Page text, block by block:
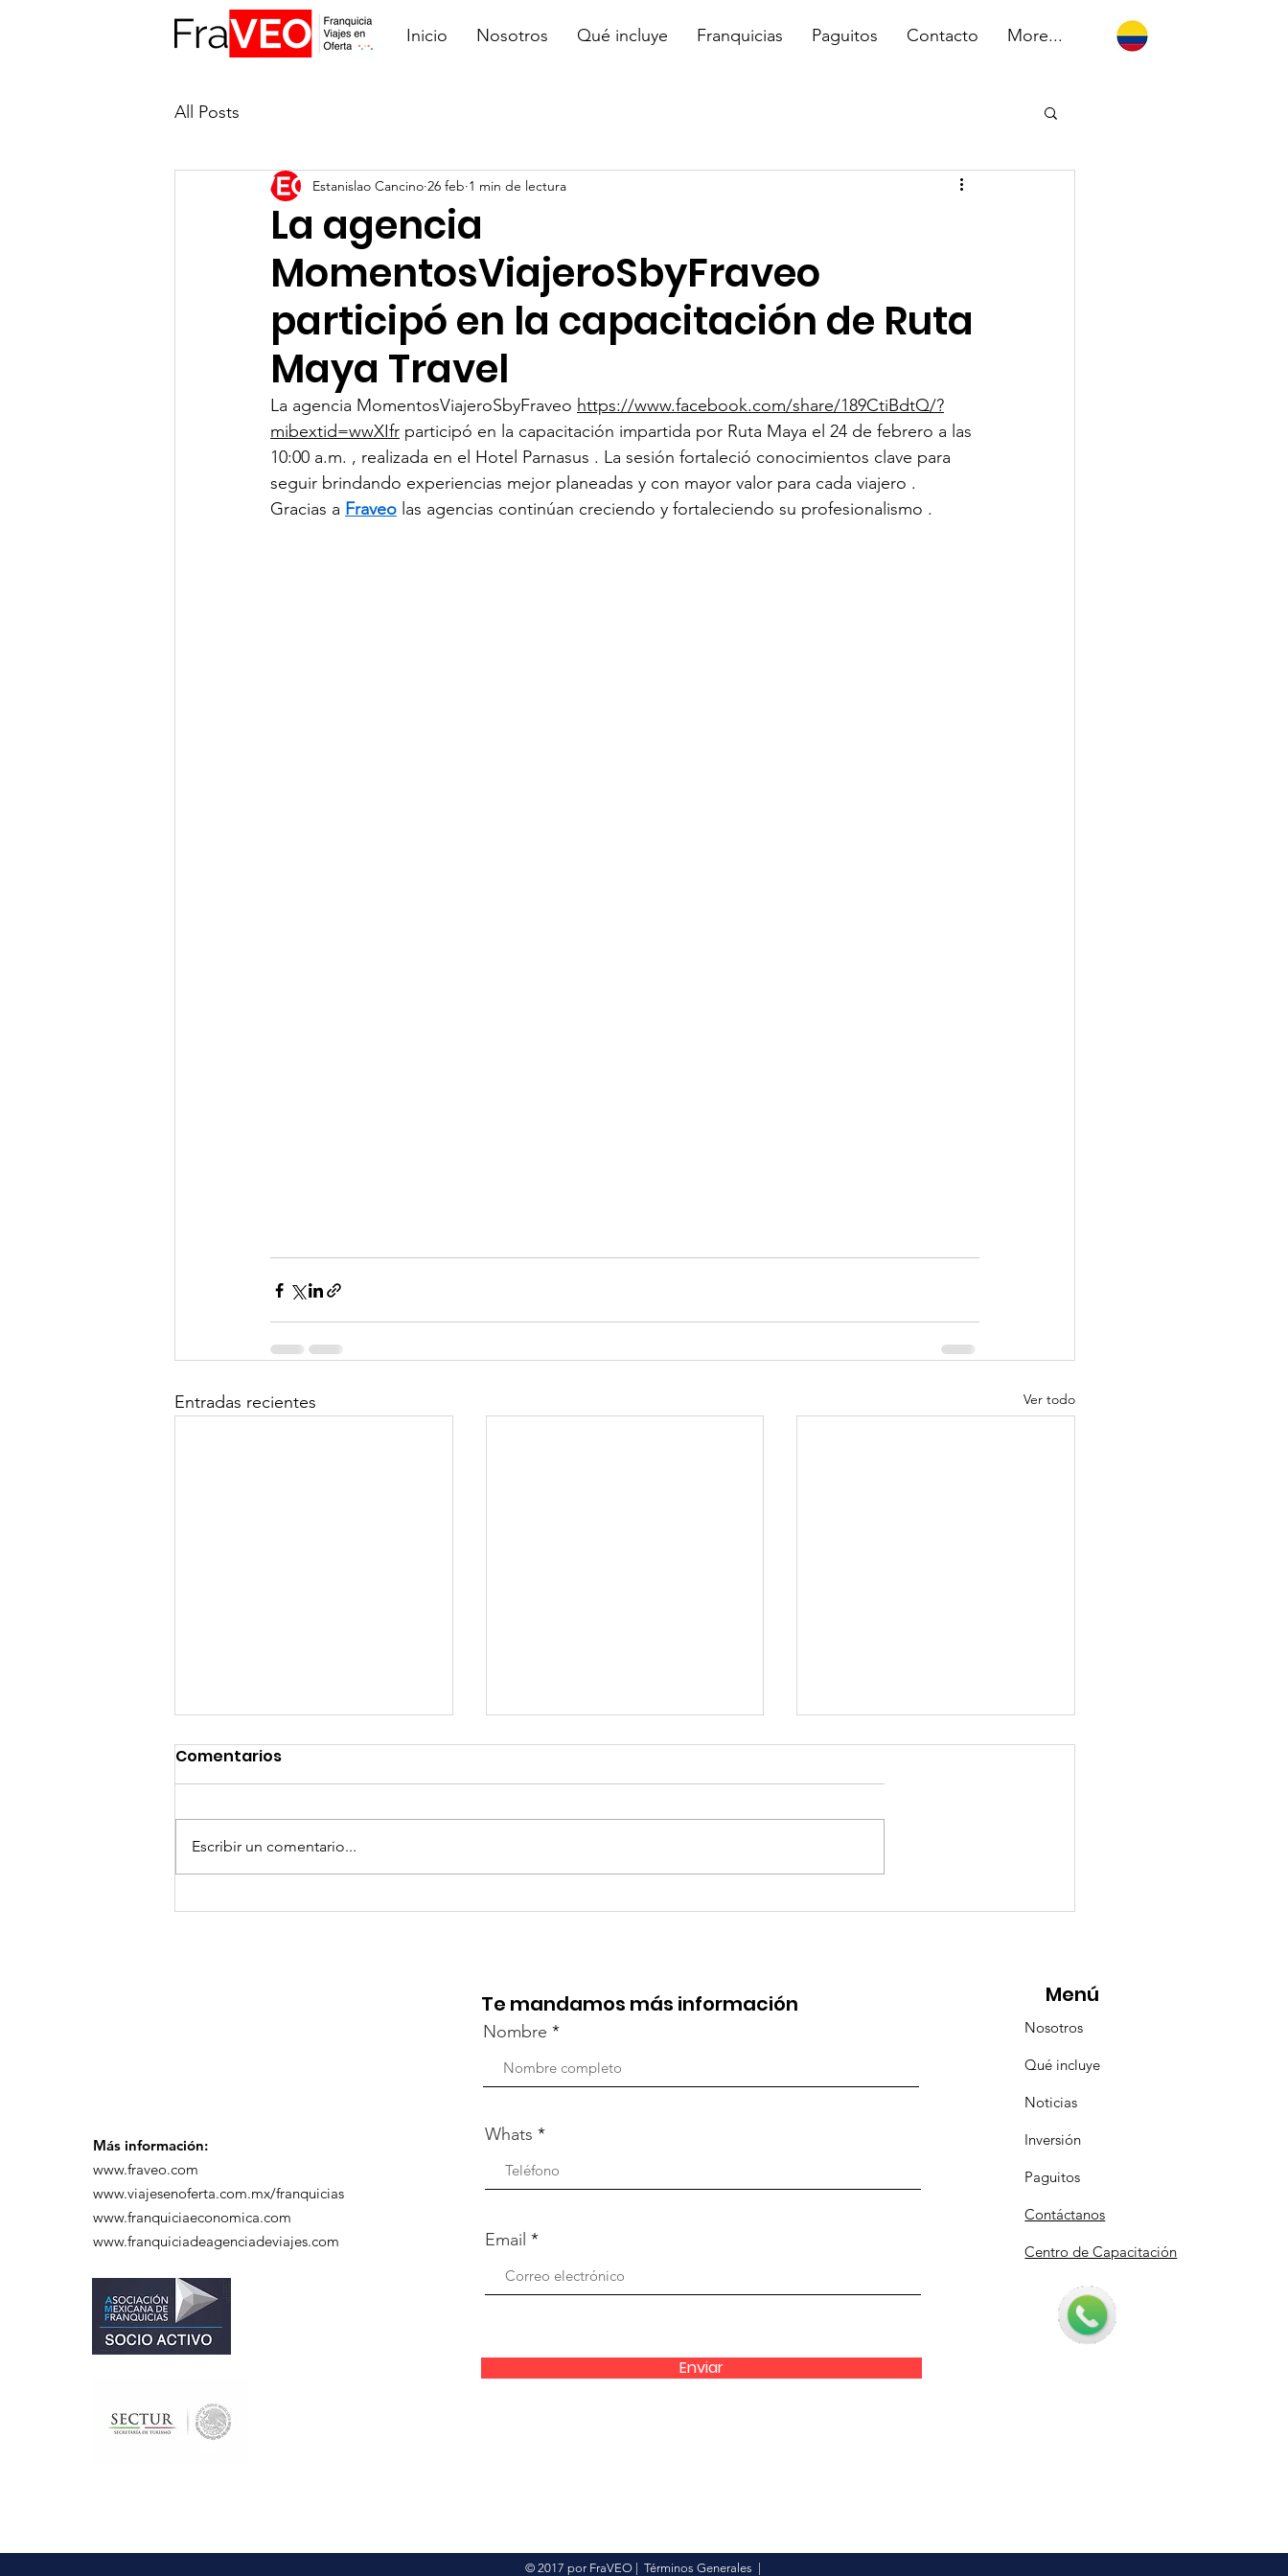
Inicio Nosotros Qué incluye Franquicias Paguitos Contacto More...
All Posts
La agencia
MomentosViajeroSbyFraveo
participó en la capacitación de Ruta
Maya Travel
Estanislao Cancino 26 feb 1 min de lectura
La agencia MomentosViajeroSbyFraveo https://www.facebook.com/share/189CtiBdtQ/?
mibextid=wwXIfr participó en la capacitación impartida por Ruta Maya el 24 de febrero a las
10:00 a.m. , realizada en el Hotel Parnasus . La sesión fortaleció conocimientos clave para
seguir brindando experiencias mejor planeadas y con mayor valor para cada viajero .
Gracias a Fraveo las agencias continúan creciendo y fortaleciendo su profesionalismo .
Entradas recientes Ver todo
GoMapTravelByFraveo
TourTravelynByFraveo
ViveMásViajandoByFraveo
Comentarios
Escribir un comentario...
Más información:
www.fraveo.com
www.viajesenoferta.com.mx/franquicias
www.franquiciaeconomica.com
www.franquiciadeagenciadeviajes.com
Te mandamos más información
Nombre
Whats
Email
Enviar
Menú
Nosotros
Qué incluye
Noticias
Inversión
Paguitos
Contáctanos
Centro de Capacitación
© 2017 por FraVEO Términos Generales